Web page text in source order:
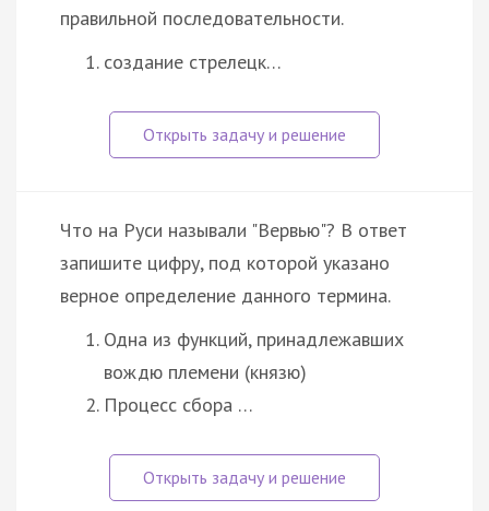
правильной последовательности.
создание стрелецк…
Что на Руси называли "Вервью"? В ответ
запишите цифру, под которой указано
верное определение данного термина.
Одна из функций, принадлежавших
вождю племени (князю)
Процесс сбора …